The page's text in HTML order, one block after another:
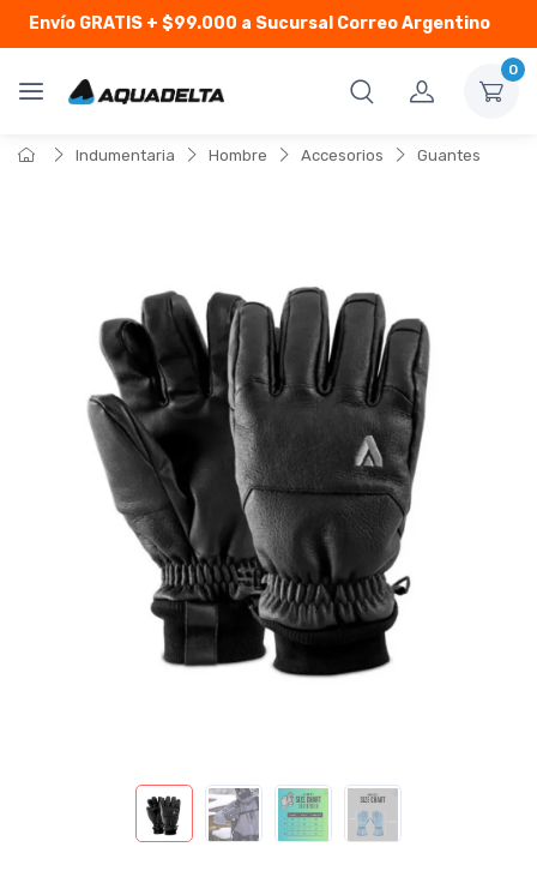
Envío GRATIS+ $99.000 a Sucursal Correo Argentino
0
Indumentaria Hombre Accesorios Guantes